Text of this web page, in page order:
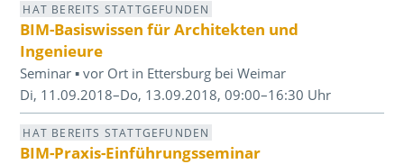
HAT BEREITS STATTGEFUNDEN
BIM-Basiswissen für Architekten und
Ingenieure
Seminar ▪ vor Ort in Ettersburg bei Weimar
Di, 11.09.2018–Do, 13.09.2018, 09:00–16:30 Uhr
HAT BEREITS STATTGEFUNDEN
BIM-Praxis-Einführungsseminar